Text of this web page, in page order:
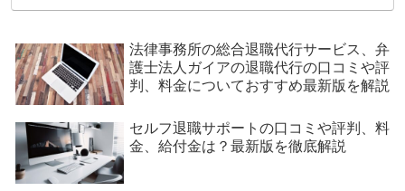
法律事務所の総合退職代行サービス、弁
護士法人ガイアの退職代行の口コミや評
判、料金についておすすめ最新版を解説
セルフ退職サポートの口コミや評判、料
金、給付金は？最新版を徹底解説